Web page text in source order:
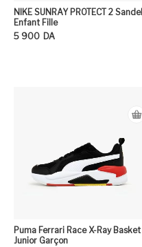
NIKE SUNRAY PROTECT 2 Sandel
Enfant Fille
5 900 DA
Puma Ferrari Race X-Ray Basket
Junior Garçon